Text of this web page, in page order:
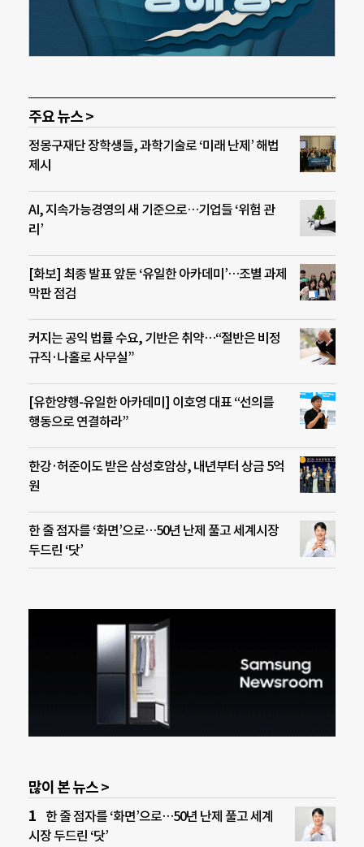
주요 뉴스 >
정몽구재단 장학생들, 과학기술로 ‘미래 난제’ 해법
제시
AI, 지속가능경영의 새 기준으로…기업들 ‘위험 관
리’
[화보] 최종 발표 앞둔 ‘유일한 아카데미’…조별 과제
막판 점검
커지는 공익 법률 수요, 기반은 취약…“절반은 비정
규직·나홀로 사무실”
[유한양행-유일한 아카데미] 이호영 대표 “선의를
행동으로 연결하라”
한강·허준이도 받은 삼성호암상, 내년부터 상금 5억
원
한 줄 점자를 ‘화면’으로…50년 난제 풀고 세계시장
두드린 ‘닷’
많이 본 뉴스 >
한 줄 점자를 ‘화면’으로…50년 난제 풀고 세계
시장 두드린 ‘닷’